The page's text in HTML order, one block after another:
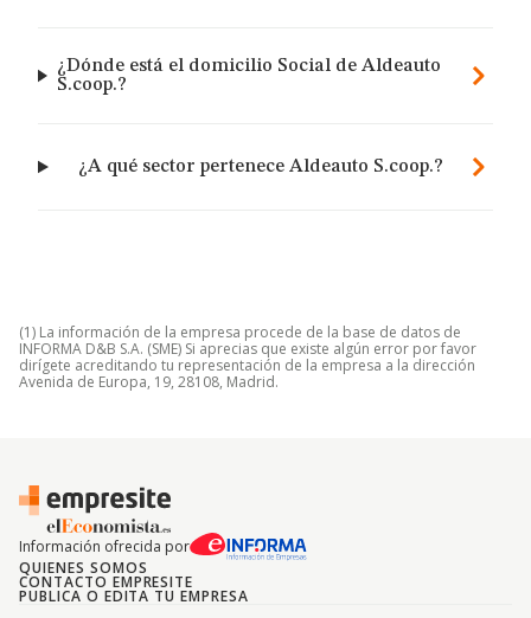
¿Dónde está el domicilio Social de Aldeauto
S.coop.?
¿A qué sector pertenece Aldeauto S.coop.?
(1) La información de la empresa procede de la base de datos de
INFORMA D&B S.A. (SME) Si aprecias que existe algún error por favor
dirígete acreditando tu representación de la empresa a la dirección
Avenida de Europa, 19, 28108, Madrid.
Información ofrecida por
QUIENES SOMOS
CONTACTO EMPRESITE
PUBLICA O EDITA TU EMPRESA